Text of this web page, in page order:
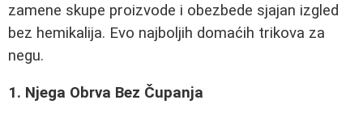
zamene skupe proizvode i obezbede sjajan izgled
bez hemikalija. Evo najboljih domaćih trikova za
negu.
1. Njega Obrva Bez Čupanja